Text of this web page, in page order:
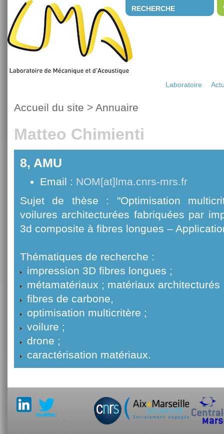
RECHERCHE
Laboratoire
Accueil du site > Annuaire
Matteo Chimienti
8, AMU
Email : NOM[at]lma.cnrs-mrs.fr
Sujet de thèse : "Optimisation
voilures architecturées fabriquées par
3d composite à fibres longues –
Thématiques de recherche :
impression 3D fibres longues ;
métamatériaux ; matériaux architecturés
fibres de carbone,
optimisation multicritère ;
voilure ;
drone ;
caractérisation matériaux.
.